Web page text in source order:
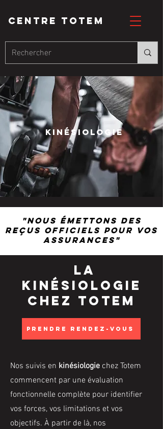
CENTRE totem
kinésiologie
"Nous émettons des
reçus officiels pour vos
assurances"
la
kinésiologie
chez Totem
Prendre rendez-vous
Nos suivis en kinésiologie chez Totem
commencent par une évaluation
fonctionnelle complète pour identifier
vos forces, vos limitations et vos
objectifs. À partir de là, nos